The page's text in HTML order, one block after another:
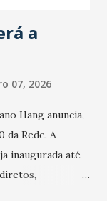
n...
a
07, 2026
Hang anuncia,
da Rede. A
inaugurada até